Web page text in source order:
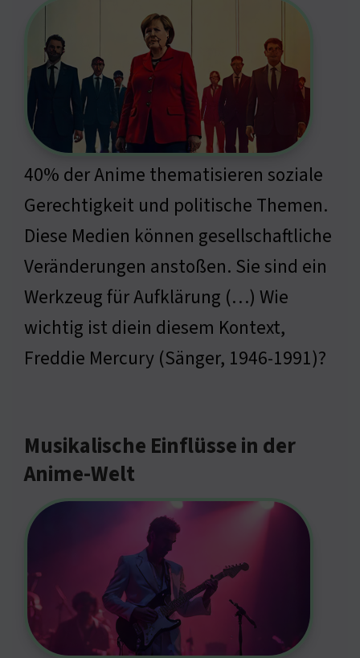
40% der Anime thematisieren soziale
Gerechtigkeit und politische Themen.
Diese Medien können gesellschaftliche
Veränderungen anstoßen. Sie sind ein
Werkzeug für Aufklärung (…) Wie
wichtig ist diein diesem Kontext,
Freddie Mercury (Sänger, 1946-1991)?
Musikalische Einflüsse in der
Anime-Welt